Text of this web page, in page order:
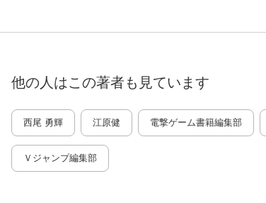
他の人はこの著者も見ています
西尾 勇輝 江原健 電撃ゲーム書籍編集部
Ｖジャンプ編集部